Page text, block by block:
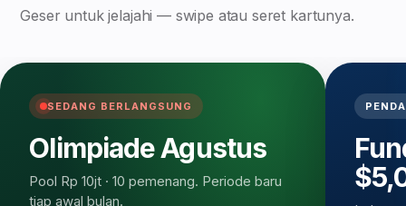
Geser untuk jelajahi — swipe atau seret kartunya.
SEDANG BERLANGSUNG
OlimpiadeAgustus
Pool Rp 10jt · 10 pemenang. Periode baru
tiap awal bulan.